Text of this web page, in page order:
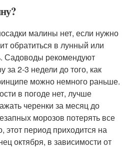
малины нет, если нужно
обратиться в лунный или
Садоводы рекомендуют
за 2-3 недели до того, как
можно немного раньше.
в погоде нет, лучше
черенки за месяц до
морозов потерять все
этот период приходится на
октября, в зависимости от